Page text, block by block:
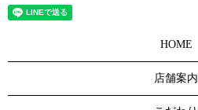
HOME
店舗案内